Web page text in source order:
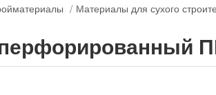
Материалы для сухого